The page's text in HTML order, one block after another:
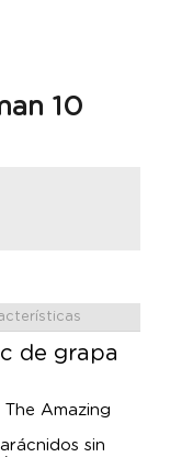
10
de grapa
The Amazing
sin